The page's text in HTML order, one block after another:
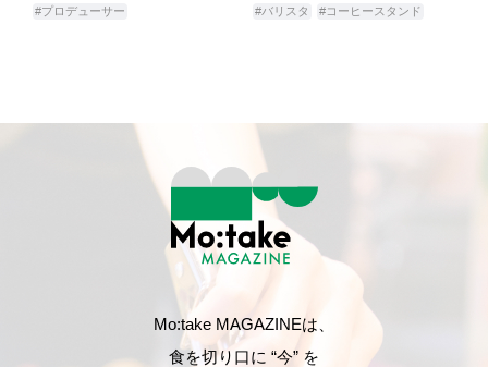
#プロデューサー #バリスタ #コーヒースタンド
Mo:take MAGAZINEは、
食を切り口に “今” を